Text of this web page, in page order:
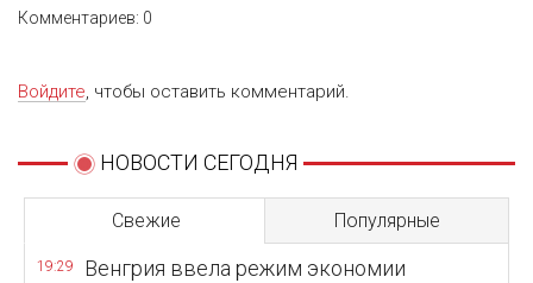
Комментариев: 0
Войдите, чтобы оставить комментарий.
НОВОСТИ СЕГОДНЯ
Свежие Популярные
19:29
Венгрия ввела режим экономии